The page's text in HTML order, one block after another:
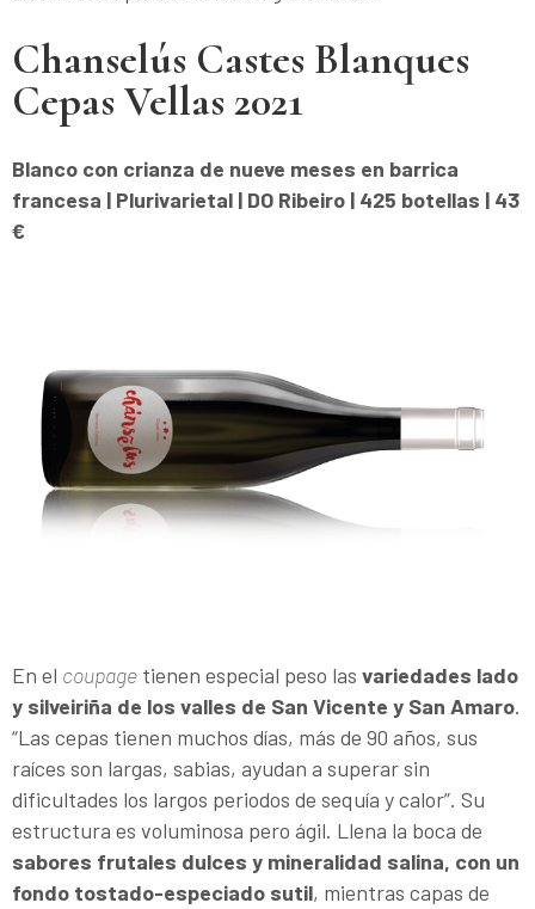
Chanselús Castes Blanques
Cepas Vellas 2021
Blanco con crianza de nueve meses en barrica
francesa | Plurivarietal | DO Ribeiro | 425 botellas | 43
€
En el coupage tienen especial peso las variedades lado
y silveiriña de los valles de San Vicente y San Amaro.
“Las cepas tienen muchos días, más de 90 años, sus
raíces son largas, sabias, ayudan a superar sin
dificultades los largos periodos de sequía y calor”. Su
estructura es voluminosa pero ágil. Llena la boca de
sabores frutales dulces y mineralidad salina, con un
fondo tostado-especiado sutil, mientras capas de